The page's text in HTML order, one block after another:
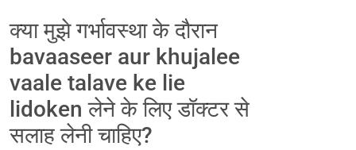
क्या मुझे गर्भावस्था के दौरान
bavaaseer aur khujalee
vaale talave ke lie
lidoken लेने के लिए डॉक्टर से
सलाह लेनी चाहिए?